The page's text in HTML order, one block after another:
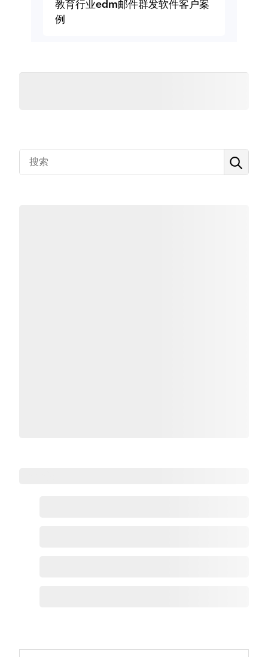
教育行业edm邮件群发软件客户案
例